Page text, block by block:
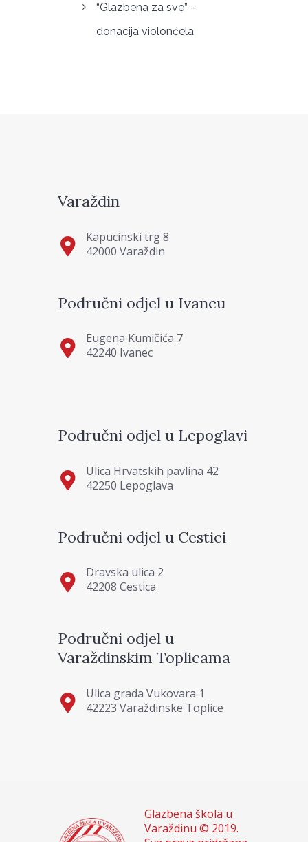
“Glazbena za sve” –
donacija violončela
Varaždin
Kapucinski trg 8
42000 Varaždin
Područni odjel u Ivancu
Eugena Kumičića 7
42240 Ivanec
Područni odjel u Lepoglavi
Ulica Hrvatskih pavlina 42
42250 Lepoglava
Područni odjel u Cestici
Dravska ulica 2
42208 Cestica
Područni odjel u
Varaždinskim Toplicama
Ulica grada Vukovara 1
42223 Varaždinske Toplice
Glazbena škola u
Varaždinu © 2019.